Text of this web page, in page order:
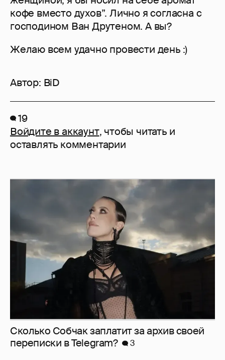
кофе вместо духов”. Лично я согласна с
господином Ван Друтеном. А вы?
Желаю всем удачно провести день :)
Автор: BiD
19
Войдите в аккаунт, чтобы читать и
оставлять комментарии
Сколько Собчак заплатит за архив своей
перeписки в Telegram?
3